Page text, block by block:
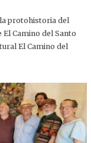
protohistoria del
Camino del Santo
El Camino del